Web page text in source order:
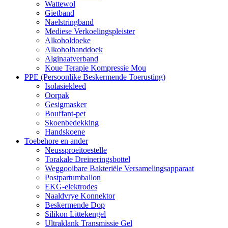
Wattewol
Gietband
Naelstringband
Mediese Verkoelingspleister
Alkoholdoeke
Alkoholhanddoek
Alginaatverband
Koue Terapie Kompressie Mou
PPE (Persoonlike Beskermende Toerusting)
Isolasiekleed
Oorpak
Gesigmasker
Bouffant-pet
Skoenbedekking
Handskoene
Toebehore en ander
Neussproeitoestelle
Torakale Dreineringsbottel
Weggooibare Bakteriële Versamelingsapparaat
Postpartumballon
EKG-elektrodes
Naaldvrye Konnektor
Beskermende Dop
Silikon Littekengel
Ultraklank Transmissie Gel